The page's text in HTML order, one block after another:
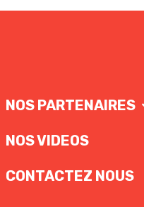
NOS PARTENAIRES
NOS VIDEOS
CONTACTEZ NOUS